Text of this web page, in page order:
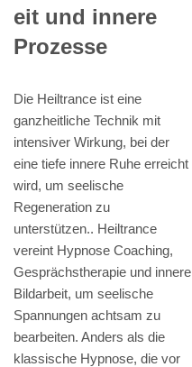
eit und innere
Prozesse
Die Heiltrance ist eine
ganzheitliche Technik mit
intensiver Wirkung, bei der
eine tiefe innere Ruhe erreicht
wird, um seelische
Regeneration zu
unterstützen.. Heiltrance
vereint Hypnose Coaching,
Gesprächstherapie und innere
Bildarbeit, um seelische
Spannungen achtsam zu
bearbeiten. Anders als die
klassische Hypnose, die vor